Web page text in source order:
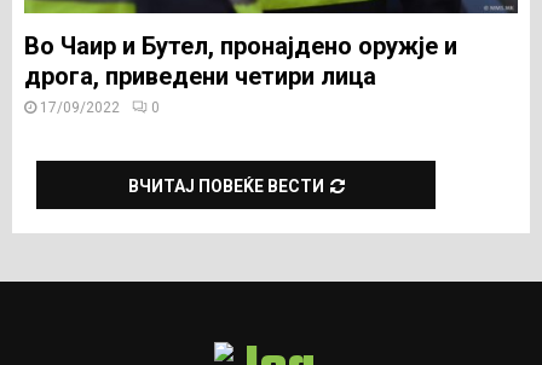
Во Чаир и Бутел, пронајдено оружје и
дрога, приведени четири лица
17/09/2022 0
ВЧИТАЈ ПОВЕЌЕ ВЕСТИ